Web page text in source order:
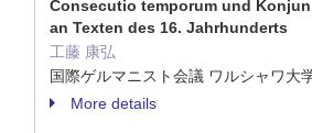
Consecutio temporum und
an Texten des 16. Jahrhunderts
工藤 康弘
国際ゲルマニスト会議 ワルシャワ大
More details